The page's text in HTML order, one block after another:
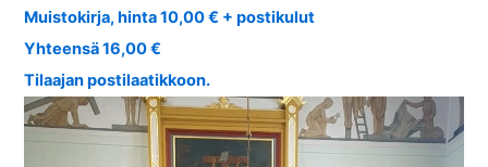
Muistokirja, hinta 10,00 € + postikulut
Yhteensä 16,00 €
Tilaajan postilaatikkoon.